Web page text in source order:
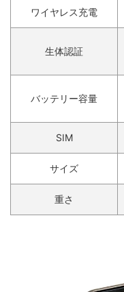
ワイヤレス充電
生体認証
バッテリー容量
SIM
サイズ
重さ